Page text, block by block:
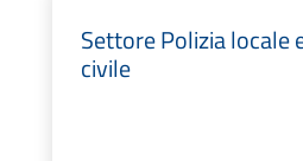
Settore Polizia locale
civile